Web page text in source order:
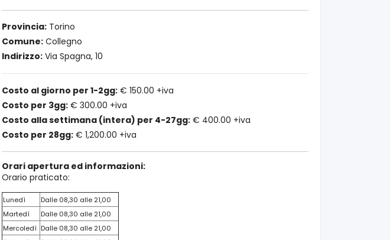
Provincia: Torino
Comune: Collegno
Indirizzo: Via Spagna, 10
Costo al giorno per 1-2gg: € 150.00 +iva
Costo per 3gg: € 300.00 +iva
Costo alla settimana (intera) per 4-27gg: € 400.00 +iva
Costo per 28gg: € 1,200.00 +iva
Orari apertura ed informazioni:
Orario praticato:
Lunedì
Dalle 08,30 alle 21,00
Martedì
Dalle 08,30 alle 21,00
Mercoledì Dalle 08,30 alle 21,00